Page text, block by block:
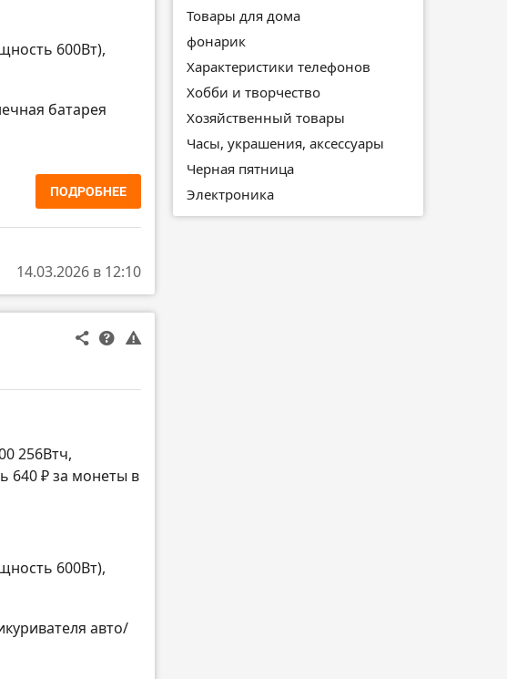
600Вт),
батарея
ПОДРОБНЕЕ
14.03.2026 в 12:10
256Втч,
640 ₽ за монеты в
600Вт),
авто/
Товары для дома
фонарик
Характеристики телефонов
Хобби и творчество
Хозяйственный товары
Часы, украшения, аксессуары
Черная пятница
Электроника